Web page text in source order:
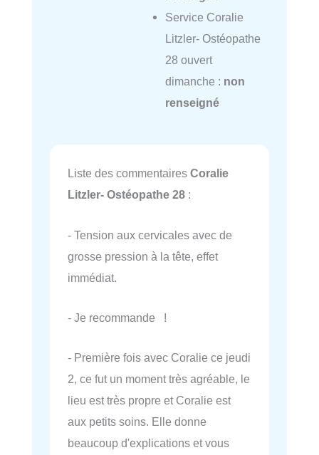
Service Coralie
Litzler- Ostéopathe
28 ouvert
dimanche : non
renseigné
Liste des commentaires Coralie
Litzler- Ostéopathe 28 :
- Tension aux cervicales avec de
grosse pression à la tête, effet
immédiat.
- Je recommande !
- Première fois avec Coralie ce jeudi
2, ce fut un moment très agréable, le
lieu est très propre et Coralie est
aux petits soins. Elle donne
beaucoup d'explications et vous